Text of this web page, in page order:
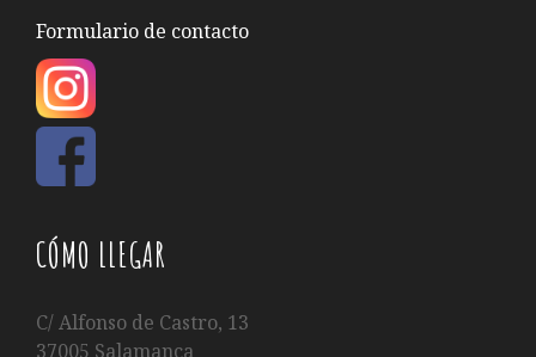
Formulario de contacto
CÓMO LLEGAR
C/ Alfonso de Castro, 13
37005 Salamanca